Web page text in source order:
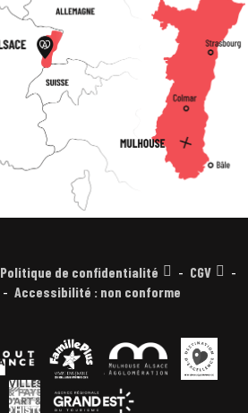
Politique de confidentialité
CGV
Accessibilité : non conforme